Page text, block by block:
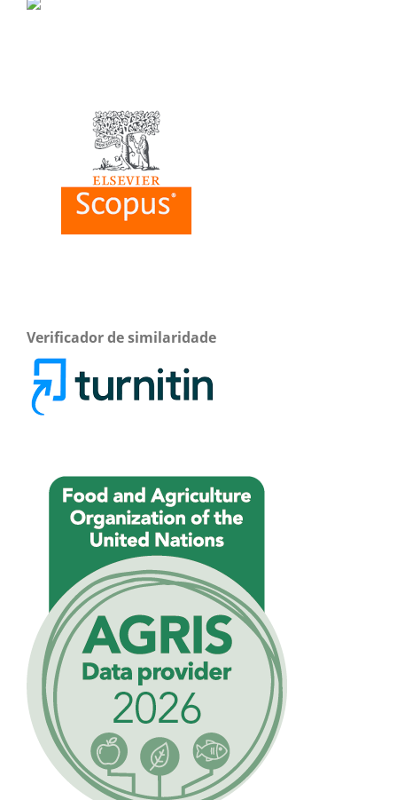
Verificador de similaridade